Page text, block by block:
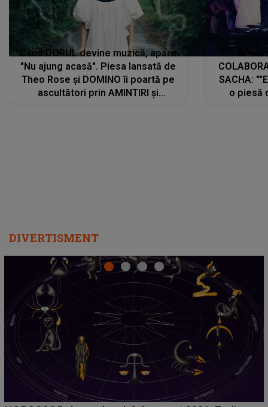
Când DORUL devine muzică, apare
"Nu ajung acasă". Piesa lansată de
Theo Rose și DOMINO îi poartă pe
ascultători prin AMINTIRI și
SACHA:
o piesă
DIVERTISMENT